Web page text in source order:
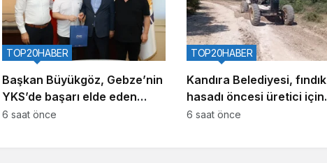
Başkan Büyükgöz, Gebze’nin
YKS’de başarı elde eden
gençlerini ağırladı
TOP20HABER
6 saat önce
Kandıra Belediyesi, fındık
hasadı öncesi üretici için
seferber oldu
TOP20HABER
6 saat önce